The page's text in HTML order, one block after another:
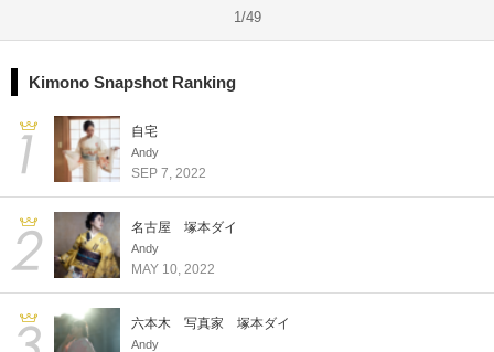
1/49
Kimono Snapshot Ranking
自宅
Andy
SEP 7, 2022
名古屋 塚本ダイ
Andy
MAY 10, 2022
六本木 写真家 塚本ダイ
Andy